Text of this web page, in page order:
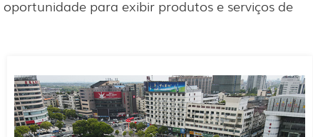
para exibir produtos e serviços de